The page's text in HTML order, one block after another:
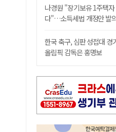
나경원 "장기보유 1주택
다"…소득세법 개정안 발
한국 축구, 심판 성접대
올림픽 감독은 홍명보